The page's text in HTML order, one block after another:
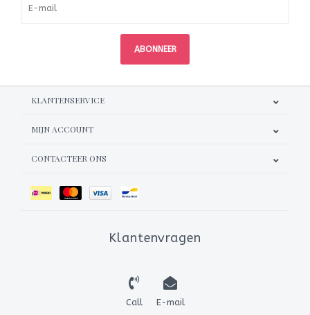
ABONNEER
KLANTENSERVICE
MIJN ACCOUNT
CONTACTEER ONS
Klantenvragen
Call E-mail